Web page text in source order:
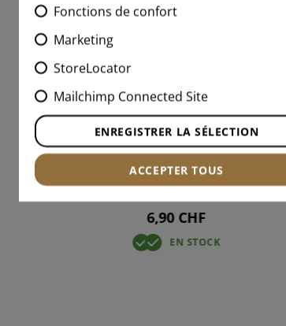
EU FLAG PATCH
6,90 CHF
EN STOCK
Fonctions de confort
Marketing
StoreLocator
Mailchimp Connected Site
ENREGISTRER LA SÉLECTION
ACCEPTER TOUS